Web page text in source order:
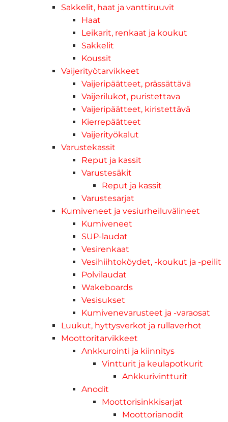
Sakkelit, haat ja vanttiruuvit
Haat
Leikarit, renkaat ja koukut
Sakkelit
Koussit
Vaijerityötarvikkeet
Vaijeripäätteet, prässättävä
Vaijerilukot, puristettava
Vaijeripäätteet, kiristettävä
Kierrepäätteet
Vaijerityökalut
Varustekassit
Reput ja kassit
Varustesäkit
Reput ja kassit
Varustesarjat
Kumiveneet ja vesiurheiluvälineet
Kumiveneet
SUP-laudat
Vesirenkaat
Vesihiihtoköydet, -koukut ja -peilit
Polvilaudat
Wakeboards
Vesisukset
Kumivenevarusteet ja -varaosat
Luukut, hyttysverkot ja rullaverhot
Moottoritarvikkeet
Ankkurointi ja kiinnitys
Vintturit ja keulapotkurit
Ankkurivintturit
Anodit
Moottorisinkkisarjat
Moottorianodit